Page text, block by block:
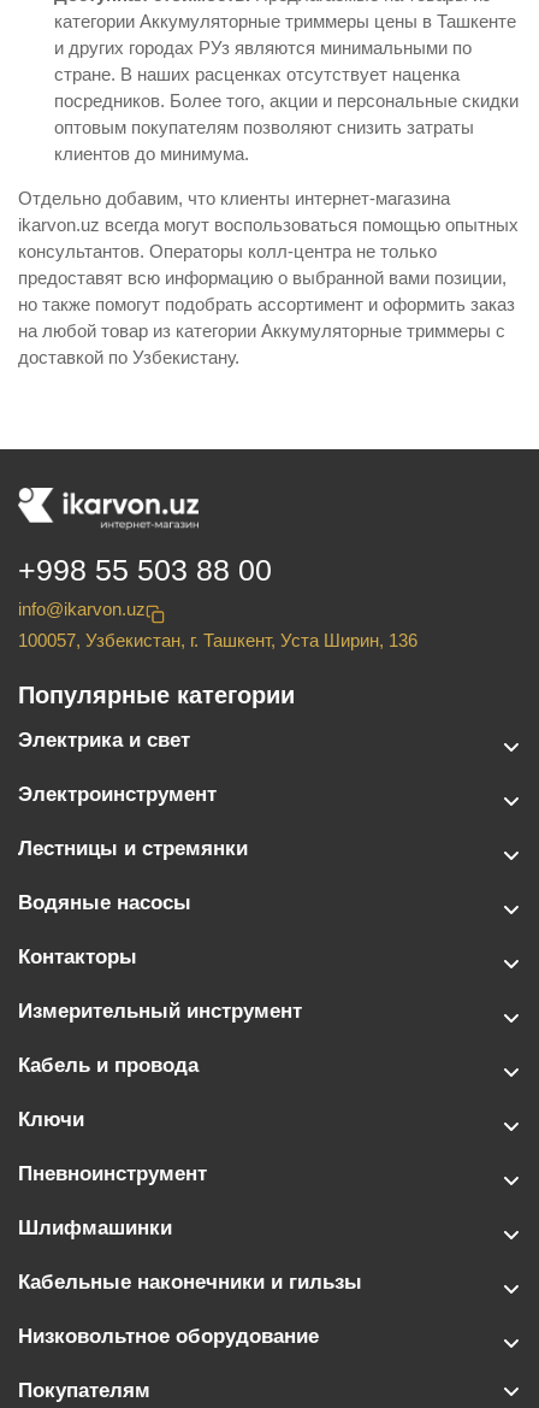
категории Аккумуляторные триммеры цены в Ташкенте
и других городах РУз являются минимальными по
стране. В наших расценках отсутствует наценка
посредников. Более того, акции и персональные скидки
оптовым покупателям позволяют снизить затраты
клиентов до минимума.
Отдельно добавим, что клиенты интернет-магазина
ikarvon.uz всегда могут воспользоваться помощью опытных
консультантов. Операторы колл-центра не только
предоставят всю информацию о выбранной вами позиции,
но также помогут подобрать ассортимент и оформить заказ
на любой товар из категории Аккумуляторные триммеры с
доставкой по Узбекистану.
+998 55 503 88 00
info@ikarvon.uz
100057, Узбекистан, г. Ташкент, Уста Ширин, 136
Популярные категории
Электрика и свет
Электроинструмент
Лестницы и стремянки
Водяные насосы
Контакторы
Измерительный инструмент
Кабель и провода
Ключи
Пневноинструмент
Шлифмашинки
Кабельные наконечники и гильзы
Низковольтное оборудование
Покупателям